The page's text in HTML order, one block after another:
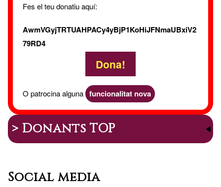
Fes el teu donatiu aquí:
AwmVGyjTRTUAHPACy4yBjP1KoHiJFNmaUBxiV2
79RD4
Dona!
O patrocina alguna funcionalitat nova
> Donants TOP
Social media